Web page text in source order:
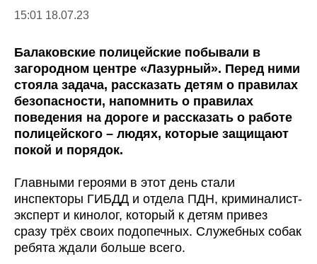
15:01 18.07.23
Балаковские полицейские побывали в
загородном центре «Лазурный». Перед ними
стояла задача, рассказать детям о правилах
безопасности, напомнить о правилах
поведения на дороге и рассказать о работе
полицейского – людях, которые защищают
покой и порядок.
Главными героями в этот день стали
инспекторы ГИБДД и отдела ПДН, криминалист-
эксперт и кинолог, который к детям привез
сразу трёх своих подопечных. Служебных собак
ребята ждали больше всего.